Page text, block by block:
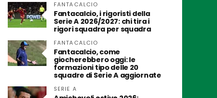
FANTACALCIO
Fantacalcio, i rigoristi della
Serie A 2026/2027: chi tira i
rigori squadra per squadra
FANTACALCIO
Fantacalcio, come
giocherebbero oggi: le
formazioni tipo delle 20
squadre di Serie A aggiornate
SERIE A